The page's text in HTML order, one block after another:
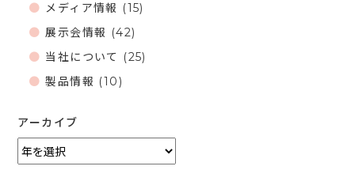
メディア情報 (15)
展示会情報 (42)
当社について
(25)
製品情報 (10)
アーカイブ